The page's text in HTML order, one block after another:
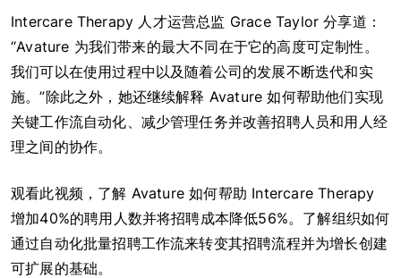
Intercare Therapy 人才运营总监 Grace Taylor 分享道：
“Avature 为我们带来的最大不同在于它的高度可定制性。
我们可以在使用过程中以及随着公司的发展不断迭代和实
施。”除此之外，她还继续解释 Avature 如何帮助他们实现
关键工作流自动化、减少管理任务并改善招聘人员和用人经
理之间的协作。
观看此视频，了解 Avature 如何帮助 Intercare Therapy
增加40%的聘用人数并将招聘成本降低56%。了解组织如何
通过自动化批量招聘工作流来转变其招聘流程并为增长创建
可扩展的基础。